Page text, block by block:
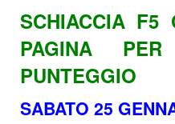
SCHIACCIA F5
PAGINA
PUNTEGGIO
SABATO 25